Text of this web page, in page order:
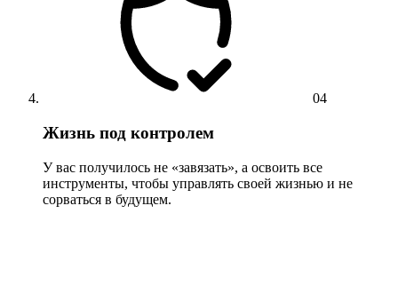
04
Жизнь под контролем
У вас получилось не «завязать», а освоить все
инструменты, чтобы управлять своей жизнью и не
сорваться в будущем.